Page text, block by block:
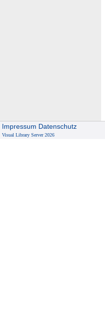
Impressum Datenschutz
Visual Library Server 2026